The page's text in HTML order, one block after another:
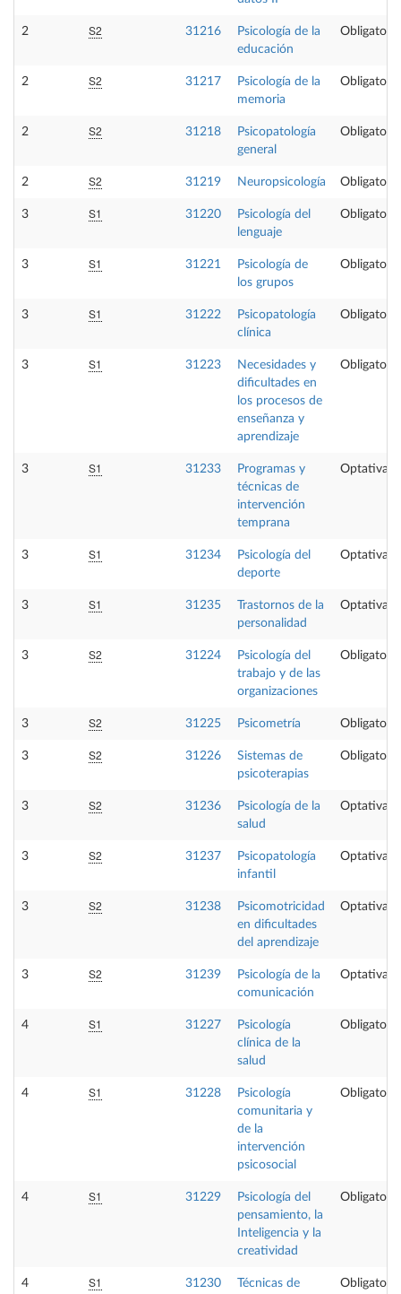
2 S2 31216
Psicología de la
educación
Obligatoria
2 S2 31217
Psicología de la
memoria
Obligatoria
2 S2 31218
Psicopatología
general
Obligatoria
2 S2 31219 Neuropsicología Obligatoria
3 S1 31220
Psicología del
lenguaje
Obligatoria
3 S1 31221
Psicología de
los grupos
Obligatoria
3 S1 31222
Psicopatología
clínica
Obligatoria
3 S1 31223
Necesidades y
dificultades en
los procesos de
enseñanza y
aprendizaje
Obligatoria
3 S1 31233
Programas y
técnicas de
intervención
temprana
Optativa
3 S1 31234
Psicología del
deporte
Optativa
3 S1 31235
Trastornos de la
personalidad
Optativa
3 S2 31224
Psicología del
trabajo y de las
organizaciones
Obligatoria
3 S2 31225 Psicometría Obligatoria
3 S2 31226
Sistemas de
psicoterapias
Obligatoria
3 S2 31236
Psicología de la
salud
Optativa
3 S2 31237
Psicopatología
infantil
Optativa
3 S2 31238
Psicomotricidad
en dificultades
del aprendizaje
Optativa
3 S2 31239
Psicología de la
comunicación
Optativa
4 S1 31227
Psicología
clínica de la
salud
Obligatoria
4 S1 31228
Psicología
comunitaria y
de la
intervención
psicosocial
Obligatoria
4 S1 31229
Psicología del
pensamiento, la
Inteligencia y la
creatividad
Obligatoria
4 S1 31230
Técnicas de
Obligatoria